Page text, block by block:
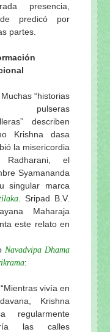
presencia,
predicó por
partes.
“historias
pulseras
describen
Krishna dasa
la misericordia
el
Syamananda
singular marca
. Sripad B.V.
Maharaja
este relato en
Navadvipa Dhama
:
vivía en
Krishna
regularmente
las calles